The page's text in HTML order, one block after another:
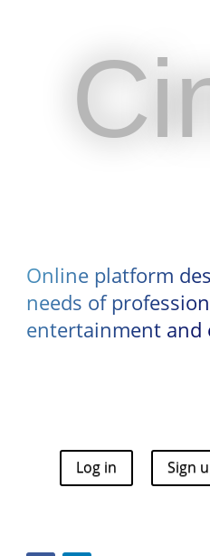
Online platform
needs of
entertainment and
Log in Sign
Online platform
needs of
entertainment and
Log in Sign